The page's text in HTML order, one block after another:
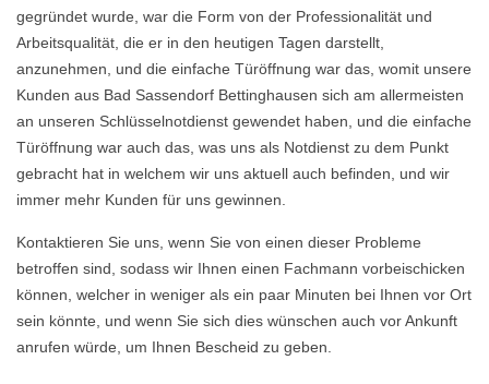
gegründet wurde, war die Form von der Professionalität und
Arbeitsqualität, die er in den heutigen Tagen darstellt,
anzunehmen, und die einfache Türöffnung war das, womit unsere
Kunden aus Bad Sassendorf Bettinghausen sich am allermeisten
an unseren Schlüsselnotdienst gewendet haben, und die einfache
Türöffnung war auch das, was uns als Notdienst zu dem Punkt
gebracht hat in welchem wir uns aktuell auch befinden, und wir
immer mehr Kunden für uns gewinnen.
Kontaktieren Sie uns, wenn Sie von einen dieser Probleme
betroffen sind, sodass wir Ihnen einen Fachmann vorbeischicken
können, welcher in weniger als ein paar Minuten bei Ihnen vor Ort
sein könnte, und wenn Sie sich dies wünschen auch vor Ankunft
anrufen würde, um Ihnen Bescheid zu geben.